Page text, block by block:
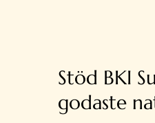
Stöd BKI
godaste